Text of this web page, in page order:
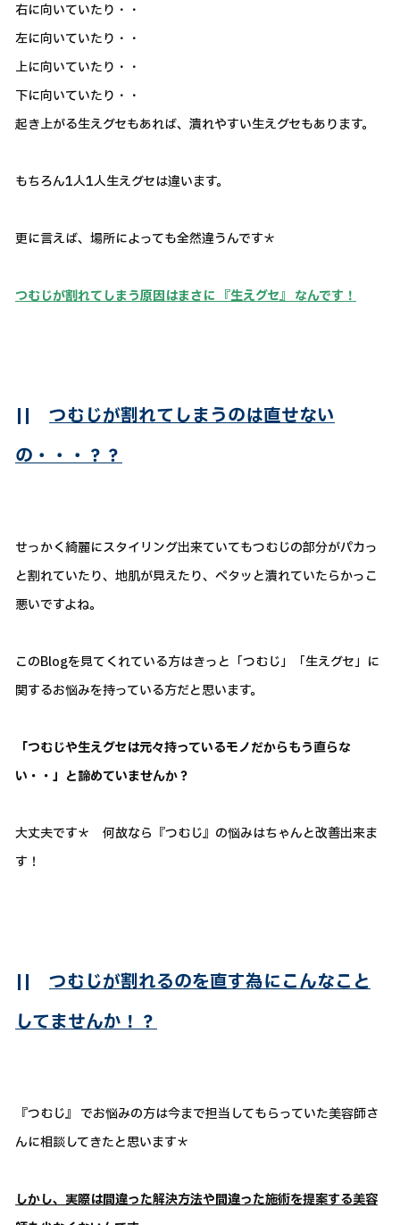
右に向いていたり・・
左に向いていたり・・
上に向いていたり・・
下に向いていたり・・
起き上がる生えグセもあれば、潰れやすい生えグセもあります。
もちろん1人1人生えグセは違います。
更に言えば、場所によっても全然違うんです＊
つむじが割れてしまう原因はまさに 『生えグセ』 なんです！
|| つむじが割れてしまうのは直せない
の・・・？？
せっかく綺麗にスタイリング出来ていてもつむじの部分がパカっ
と割れていたり、地肌が見えたり、ペタッと潰れていたらかっこ
悪いですよね。
このBlogを見てくれている方はきっと「つむじ」「生えグセ」に
関するお悩みを持っている方だと思います。
「つむじや生えグセは元々持っているモノだからもう直らな
い・・」 と諦めていませんか？
大丈夫です＊ 何故なら『つむじ』の悩みはちゃんと改善出来ま
す！
|| つむじが割れるのを直す為にこんなこと
してませんか！？
『つむじ』 でお悩みの方は今まで担当してもらっていた美容師さ
んに相談してきたと思います＊
しかし、実際は間違った解決方法や間違った施術を提案する美容